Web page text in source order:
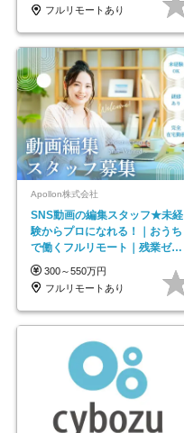
フルリモートあり
Apollon株式会社
SNS動画の編集スタッフ★未経
験からプロになれる！｜おうち
で働くフルリモート｜残業ゼロ
で18時退勤◎
300～550万円
フルリモートあり